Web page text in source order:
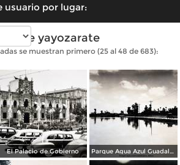
usuario por lugar:
de yayozarate
se muestran primero (25 al 48 de 683):
El Palacio de Gobierno Parque Agua Azul Guadalajara, Jalisco